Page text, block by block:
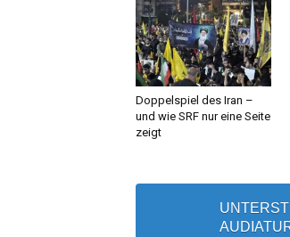
Doppelspiel des Iran –
und wie SRF nur eine Seite
zeigt